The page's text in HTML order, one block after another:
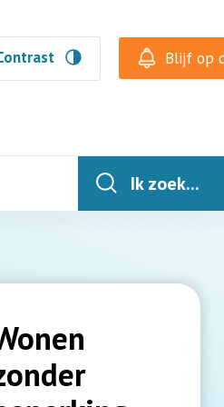
Blijf op
Ik zoek...